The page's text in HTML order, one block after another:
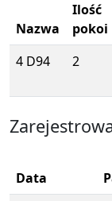
Nazwa
Ilość
pokoi
4 D94
2
Data